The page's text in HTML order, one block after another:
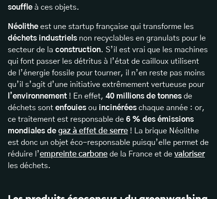
souffle à ces objets.
Néolithe est une startup française qui transforme les
déchets industriels non recyclables en granulats pour le
secteur de la construction. S’il est vrai que les machines
qui font passer les détritus à l’état de cailloux utilisent
de l’énergie fossile pour tourner, il n’en reste pas moins
qu’il s’agit d’une initiative extrêmement vertueuse pour
l’environnement ! En effet, 40 millions de tonnes de
déchets sont enfouies ou incinérées chaque année : or,
ce traitement est responsable de 6 % des émissions
mondiales de gaz à effet de serre ! La brique Néolithe
est donc un objet éco-responsable puisqu’elle permet de
réduire l’empreinte carbone de la France et de valoriser
les déchets.